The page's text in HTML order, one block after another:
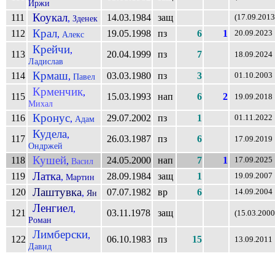
Иржи
111 Коукал, Зденек 14.03.1984 защ
112 Крал, Алекс 19.05.1998 пз 6 1 20.09.2023
113 Крейчи,
Ладислав
20.04.1999 пз 7 18.09.2024
114 Крмаш, Павел 03.03.1980 пз 3 01.10.2003
115 Крменчик,
Михал
15.03.1993 нап 6 2 19.09.2018
116 Кронус, Адам 29.07.2002 пз 1 01.11.2022
117 Кудела,
Ондржей
26.03.1987 пз 6 17.09.2019
118 Кушей, Васил 24.05.2000 нап 7 1 17.09.2025
119 Латка, Мартин 28.09.1984 защ 1 19.09.2007
120 Лаштувка, Ян 07.07.1982 вр 6 14.09.2004
121 Ленгиел,
Роман
03.11.1978 защ
122 Лимберски,
Давид
06.10.1983 пз 15 13.09.2011